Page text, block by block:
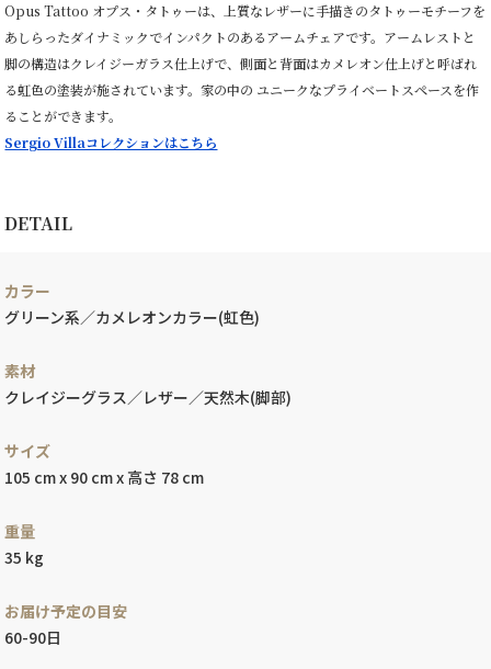
Opus Tattoo オプス・タトゥーは、上質なレザーに手描きのタトゥーモチーフを
あしらったダイナミックでインパクトのあるアームチェアです。アームレストと
脚の構造はクレイジーガラス仕上げで、側面と背面はカメレオン仕上げと呼ばれ
る虹色の塗装が施されています。家の中の ユニークなプライベートスペースを作
ることができます。
Sergio Villaコレクションはこちら
DETAIL
カラー
グリーン系／カメレオンカラー(虹色)
素材
クレイジーグラス／レザー／天然木(脚部)
サイズ
105 cm x 90 cm x 高さ 78 cm
重量
35 kg
お届け予定の目安
60-90日